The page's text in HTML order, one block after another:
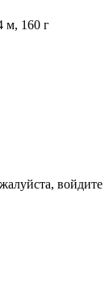
м, 160 г
войдите